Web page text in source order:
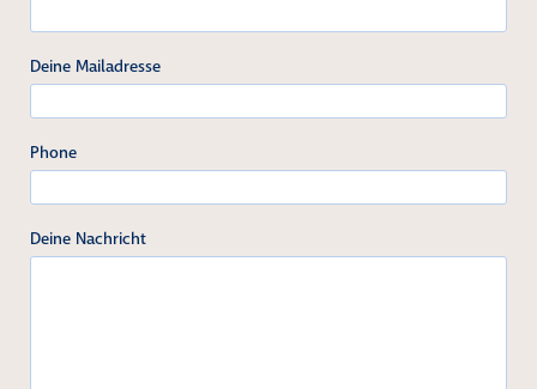
Deine Mailadresse
Phone
Deine Nachricht